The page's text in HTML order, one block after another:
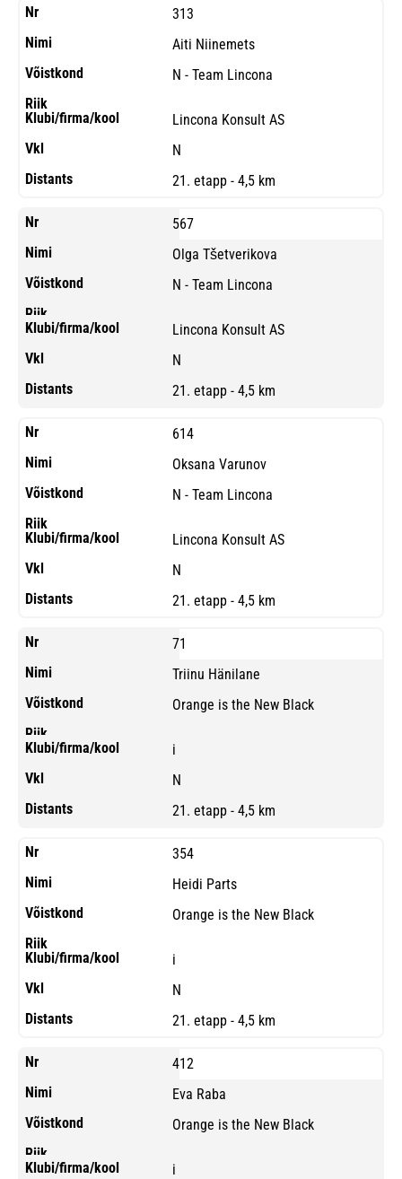
313
Aiti Niinemets
N - Team Lincona
Lincona Konsult AS
N
21. etapp - 4,5 km
567
Olga Tšetverikova
N - Team Lincona
Lincona Konsult AS
N
21. etapp - 4,5 km
614
Oksana Varunov
N - Team Lincona
Lincona Konsult AS
N
21. etapp - 4,5 km
71
Triinu Hänilane
Orange is the New Black
i
N
21. etapp - 4,5 km
354
Heidi Parts
Orange is the New Black
i
N
21. etapp - 4,5 km
412
Eva Raba
Orange is the New Black
i